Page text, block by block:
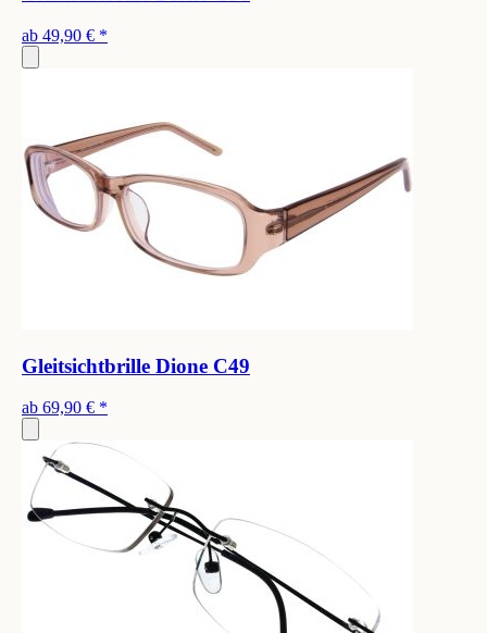
ab 49,90 € *
Gleitsichtbrille Dione C49
ab 69,90 € *